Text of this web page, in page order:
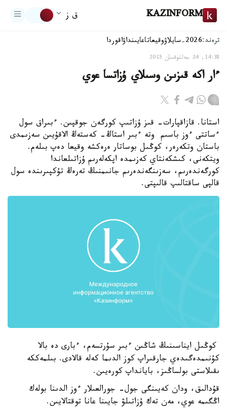
KAZINFORM ق ز
ترەند:2026-سايلاۋ وقيعاتاعايىنداۋاقوردا
14:38, 24 جەلتوقسان 2015
ءار اكە قىزىن وسىلاي ۇزاتسا عوي
استانا. قازاقپارات- قىز ۇزاتىپ كورگەن جوقپىن. ءبىراق سول
ءساتتى ءوز باسىم وتە ءبىر استاڭ- كەستەڭ الاقۇيىن سەزىمدى
باستان وتكەرەر، كوڭىل بوساتار ەرەكشە وقيعا دەپ بىلەم.
ويتكەنى، كىشكەنتاي كەزىمدە اپكەلەرىم ۇزاتىلعاندا
كورگەندەرىم، سەزىنگەندەرىم جانىمنىڭ تەرەڭ تۇكپىرىندە سول
قالپى ساقتالىپ قالىپتى.
كوڭىل ايناسىنىڭ شاڭىن ءبىر سۇرتسەم، ءبارى دە بالا
كۇنىمدەگىدەي جارقىراپ كوز الدىما كەلە قالادى. بىلمەككە
ىقىلاستى بولساڭىز، بايانداپ كورەيىن.
قۇدالىق، ودان كەيىنگى جول- جورالعىلار ءوز الدىنا بولەك
اڭگىمە عوي، مەن تەك ۇزاتىلۋ جايىنا عانا توقتالايىن.